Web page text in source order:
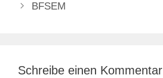
BFSEM
Schreibe einen Kommentar